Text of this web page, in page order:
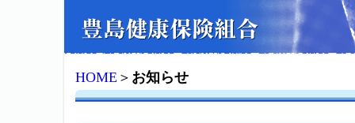
HOME ＞ お知らせ